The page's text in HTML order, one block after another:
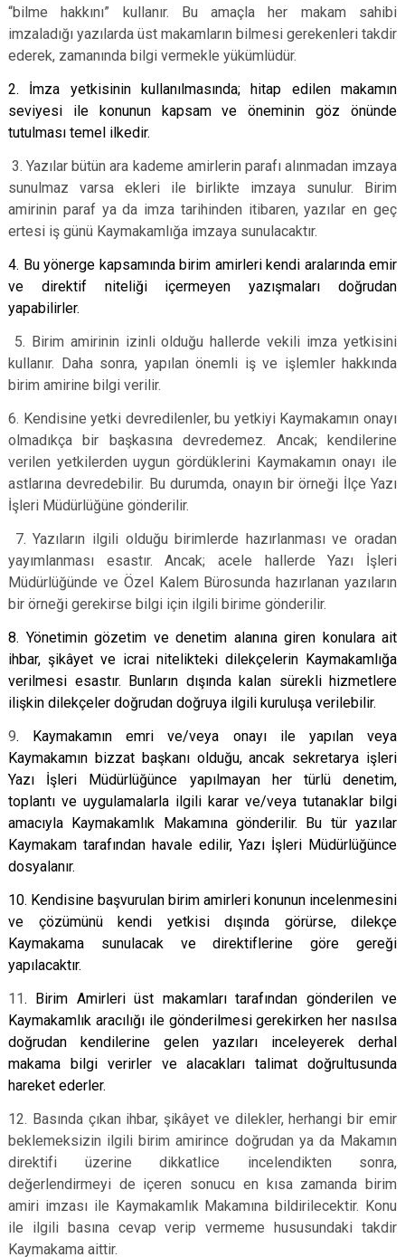
“bilme hakkını” kullanır. Bu amaçla her makam sahibi
imzaladığı yazılarda üst makamların bilmesi gerekenleri takdir
ederek, zamanında bilgi vermekle yükümlüdür.
2. İmza yetkisinin kullanılmasında; hitap edilen makamın
seviyesi ile konunun kapsam ve öneminin göz önünde
tutulması temel ilkedir.
3. Yazılar bütün ara kademe amirlerin parafı alınmadan imzaya
sunulmaz varsa ekleri ile birlikte imzaya sunulur. Birim
amirinin paraf ya da imza tarihinden itibaren, yazılar en geç
ertesi iş günü Kaymakamlığa imzaya sunulacaktır.
4. Bu yönerge kapsamında birim amirleri kendi aralarında emir
ve direktif niteliği içermeyen yazışmaları doğrudan
yapabilirler.
5. Birim amirinin izinli olduğu hallerde vekili imza yetkisini
kullanır. Daha sonra, yapılan önemli iş ve işlemler hakkında
birim amirine bilgi verilir.
6. Kendisine yetki devredilenler, bu yetkiyi Kaymakamın onayı
olmadıkça bir başkasına devredemez. Ancak; kendilerine
verilen yetkilerden uygun gördüklerini Kaymakamın onayı ile
astlarına devredebilir. Bu durumda, onayın bir örneği İlçe Yazı
İşleri Müdürlüğüne gönderilir.
7. Yazıların ilgili olduğu birimlerde hazırlanması ve oradan
yayımlanması esastır. Ancak; acele hallerde Yazı İşleri
Müdürlüğünde ve Özel Kalem Bürosunda hazırlanan yazıların
bir örneği gerekirse bilgi için ilgili birime gönderilir.
8. Yönetimin gözetim ve denetim alanına giren konulara ait
ihbar, şikâyet ve icrai nitelikteki dilekçelerin Kaymakamlığa
verilmesi esastır. Bunların dışında kalan sürekli hizmetlere
ilişkin dilekçeler doğrudan doğruya ilgili kuruluşa verilebilir.
9. Kaymakamın emri ve/veya onayı ile yapılan veya
Kaymakamın bizzat başkanı olduğu, ancak sekretarya işleri
Yazı İşleri Müdürlüğünce yapılmayan her türlü denetim,
toplantı ve uygulamalarla ilgili karar ve/veya tutanaklar bilgi
amacıyla Kaymakamlık Makamına gönderilir. Bu tür yazılar
Kaymakam tarafından havale edilir, Yazı İşleri Müdürlüğünce
dosyalanır.
10. Kendisine başvurulan birim amirleri konunun incelenmesini
ve çözümünü kendi yetkisi dışında görürse, dilekçe
Kaymakama sunulacak ve direktiflerine göre gereği
yapılacaktır.
11. Birim Amirleri üst makamları tarafından gönderilen ve
Kaymakamlık aracılığı ile gönderilmesi gerekirken her nasılsa
doğrudan kendilerine gelen yazıları inceleyerek derhal
makama bilgi verirler ve alacakları talimat doğrultusunda
hareket ederler.
12. Basında çıkan ihbar, şikâyet ve dilekler, herhangi bir emir
beklemeksizin ilgili birim amirince doğrudan ya da Makamın
direktifi üzerine dikkatlice incelendikten sonra,
değerlendirmeyi de içeren sonucu en kısa zamanda birim
amiri imzası ile Kaymakamlık Makamına bildirilecektir. Konu
ile ilgili basına cevap verip vermeme hususundaki takdir
Kaymakama aittir.